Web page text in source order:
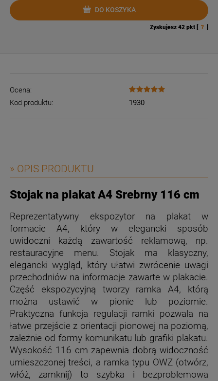
DO KOSZYKA
Zyskujesz 42 pkt [ ? ]
Ocena:
Kod produktu:
1930
» OPIS PRODUKTU
Stojak na plakat A4 Srebrny 116 cm
Reprezentatywny ekspozytor na plakat w
formacie A4, który w elegancki sposób
uwidoczni każdą zawartość reklamową, np.
restauracyjne menu. Stojak ma klasyczny,
elegancki wygląd, który ułatwi zwrócenie uwagi
przechodniów na informacje zawarte w plakacie.
Część ekspozycyjną tworzy ramka A4, którą
można ustawić w pionie lub poziomie.
Praktyczna funkcja regulacji ramki pozwala na
łatwe przejście z orientacji pionowej na poziomą,
zależnie od formy komunikatu lub grafiki plakatu.
Wysokość 116 cm zapewnia dobrą widoczność
umieszczonej treści, a ramka typu OWZ (otwórz,
włóż, zamknij) to szybka i bezproblemowa